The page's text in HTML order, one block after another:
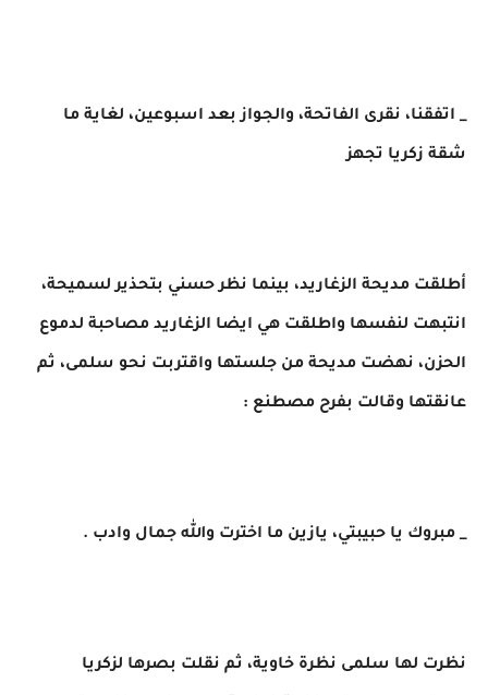
_ اتفقنا، نقرى الفاتحة، والجواز بعد اسبوعين، لغاية ما
شقة زكريا تجهز
أطلقت مديحة الزغاريد، بينما نظر حسني بتحذير لسميحة،
انتبهت لنفسها واطلقت هي ايضا الزغاريد مصاحبة لدموع
الحزن، نهضت مديحة من جلستها واقتربت نحو سلمى، ثم
عانقتها وقالت بفرح مصطنع :
_ مبروك يا حبيبتي، يازين ما اخترت والله جمال وادب .
نظرت لها سلمى نظرة خاوية، ثم نقلت بصرها لزكريا